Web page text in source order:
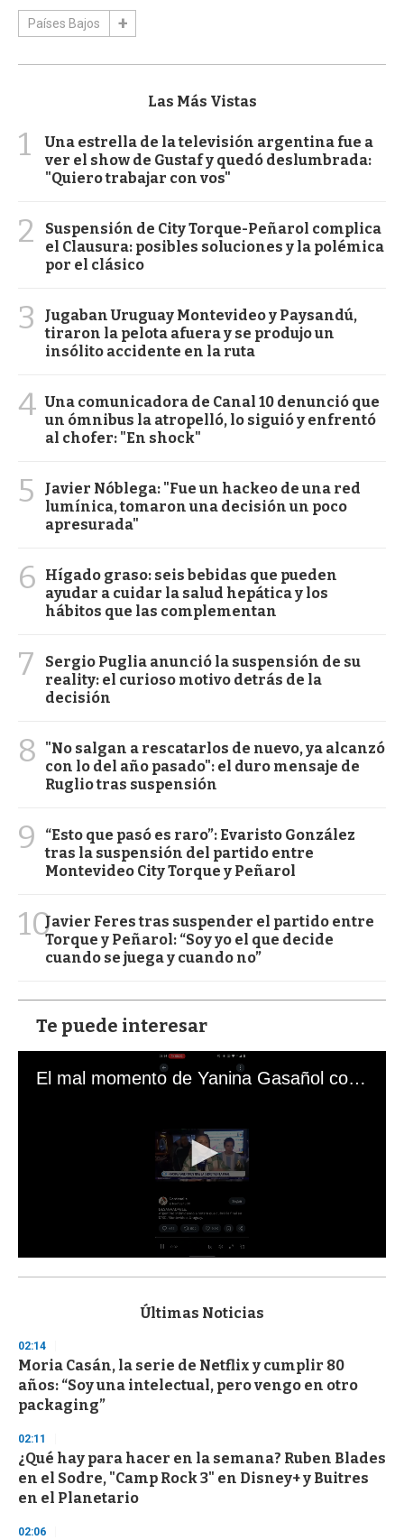
Países Bajos
Las Más Vistas
1
Una estrella de la televisión argentina fue a
ver el show de Gustaf y quedó deslumbrada:
"Quiero trabajar con vos"
2
Suspensión de City Torque-Peñarol complica
el Clausura: posibles soluciones y la polémica
por el clásico
3
Jugaban Uruguay Montevideo y Paysandú,
tiraron la pelota afuera y se produjo un
insólito accidente en la ruta
4 Una comunicadora de Canal 10 denunció que
un ómnibus la atropelló, lo siguió y enfrentó
al chofer: "En shock"
5
Javier Nóblega: "Fue un hackeo de una red
lumínica, tomaron una decisión un poco
apresurada"
6
Hígado graso: seis bebidas que pueden
ayudar a cuidar la salud hepática y los
hábitos que las complementan
7
Sergio Puglia anunció la suspensión de su
reality: el curioso motivo detrás de la
decisión
8
"No salgan a rescatarlos de nuevo, ya alcanzó
con lo del año pasado": el duro mensaje de
Ruglio tras suspensión
9
“Esto que pasó es raro”: Evaristo González
tras la suspensión del partido entre
Montevideo City Torque y Peñarol
10Javier Feres tras suspender el partido entre
Torque y Peñarol: “Soy yo el que decide
cuando se juega y cuando no”
Te puede interesar
El mal momento de Yanina Gasañol con un hincha argentino en "Subrayado"
s
d
s
o
f
3
s
c
o
n
Últimas Noticias
02:14
Moria Casán, la serie de Netflix y cumplir 80
años: “Soy una intelectual, pero vengo en otro
packaging”
02:11
¿Qué hay para hacer en la semana? Ruben Blades
en el Sodre, "Camp Rock 3" en Disney+ y Buitres
en el Planetario
02:06